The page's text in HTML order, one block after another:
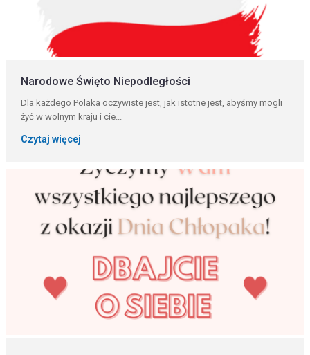
Narodowe Święto Niepodległości
Dla każdego Polaka oczywiste jest, jak istotne jest, abyśmy mogli
żyć w wolnym kraju i cie...
Czytaj więcej